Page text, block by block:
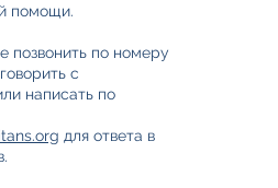
помощи.
позвонить по номеру
с
написать по
для ответа в